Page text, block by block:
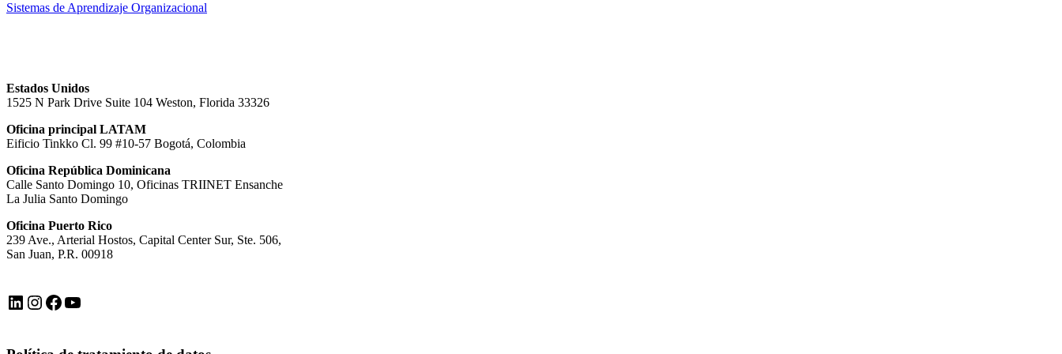
Sistemas de Aprendizaje Organizacional
Estados Unidos
1525 N Park Drive Suite 104 Weston, Florida 33326
Oficina principal LATAM
Eificio Tinkko Cl. 99 #10-57 Bogotá, Colombia
Oficina República Dominicana
Calle Santo Domingo 10, Oficinas TRIINET Ensanche
La Julia Santo Domingo
Oficina Puerto Rico
239 Ave., Arterial Hostos, Capital Center Sur, Ste. 506,
San Juan, P.R. 00918
LinkedIn Instagram Facebook YouTube